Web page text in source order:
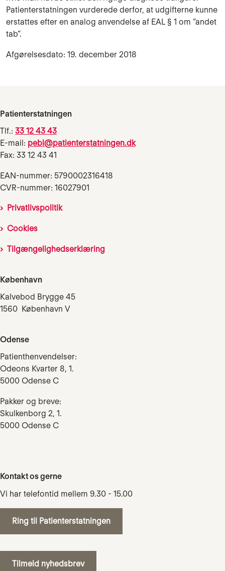
Patienterstatningen vurderede derfor, at udgifterne kunne
erstattes efter en analog anvendelse af EAL § 1 om ”andet
tab”.
Afgørelsesdato: 19. december 2018
Patienterstatningen
Tlf.: 33 12 43 43
E-mail: pebl@patienterstatningen.dk
Fax: 33 12 43 41
EAN-nummer: 5790002316418
CVR-nummer: 16027901
Privatlivspolitik
Cookies
Tilgængelighedserklæring
København
Kalvebod Brygge 45
1560 København V
Odense
Patienthenvendelser:
Odeons Kvarter 8, 1.
5000 Odense C
Pakker og breve:
Skulkenborg 2, 1.
5000 Odense C
Kontakt os gerne
Vi har telefontid mellem 9.30 - 15.00
Ring til Patienterstatningen
Tilmeld nyhedsbrev